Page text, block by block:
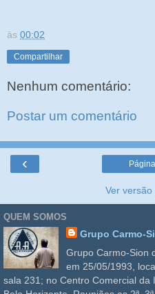
às 00:02
Compartilhar
Nenhum comentário:
Postar um comentário
‹
Ver
QUEM SOMOS
Grupo Carmo-
Grupo Carmo-Sion
em 25/05/1993,
sala 231; no Centro Comercial da